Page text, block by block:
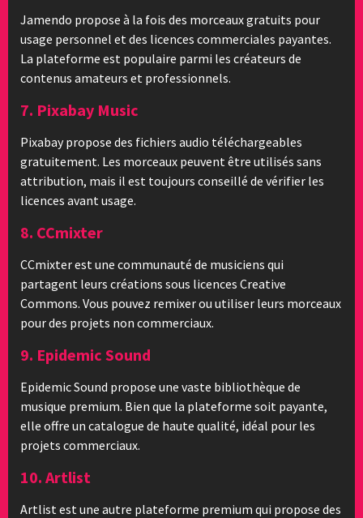
Jamendo propose à la fois des morceaux gratuits pour
usage personnel et des licences commerciales payantes.
La plateforme est populaire parmi les créateurs de
contenus amateurs et professionnels.
7. Pixabay Music
Pixabay propose des fichiers audio téléchargeables
gratuitement. Les morceaux peuvent être utilisés sans
attribution, mais il est toujours conseillé de vérifier les
licences avant usage.
8. CCmixter
CCmixter est une communauté de musiciens qui
partagent leurs créations sous licences Creative
Commons. Vous pouvez remixer ou utiliser leurs morceaux
pour des projets non commerciaux.
9. Epidemic Sound
Epidemic Sound propose une vaste bibliothèque de
musique premium. Bien que la plateforme soit payante,
elle offre un catalogue de haute qualité, idéal pour les
projets commerciaux.
10. Artlist
Artlist est une autre plateforme premium qui propose des